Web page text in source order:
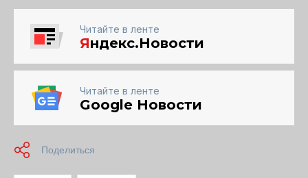
Читайте в ленте
Яндекс.Новости
Читайте в ленте
Google Новости